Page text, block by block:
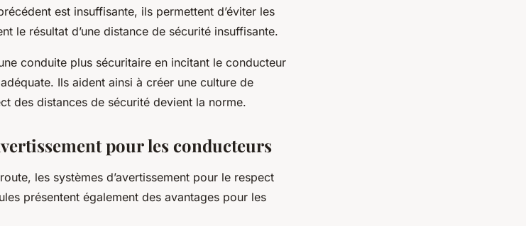
est insuffisante, ils permettent d’éviter les
le résultat d’une distance de sécurité insuffisante.
conduite plus sécuritaire en incitant le conducteur
Ils aident ainsi à créer une culture de
des distances de sécurité devient la norme.
pour les conducteurs
les systèmes d’avertissement pour le respect
présentent également des avantages pour les